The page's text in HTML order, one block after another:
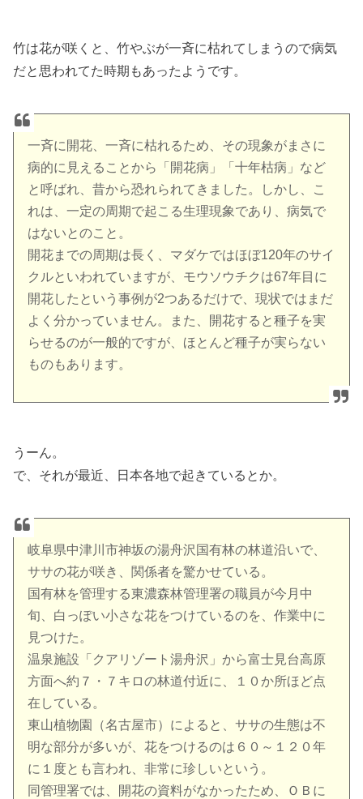
竹は花が咲くと、竹やぶが一斉に枯れてしまうので病気
だと思われてた時期もあったようです。
一斉に開花、一斉に枯れるため、その現象がまさに
病的に見えることから「開花病」「十年枯病」など
と呼ばれ、昔から恐れられてきました。しかし、こ
れは、一定の周期で起こる生理現象であり、病気で
はないとのこと。
開花までの周期は長く、マダケではほぼ120年のサイ
クルといわれていますが、モウソウチクは67年目に
開花したという事例が2つあるだけで、現状ではまだ
よく分かっていません。また、開花すると種子を実
らせるのが一般的ですが、ほとんど種子が実らない
ものもあります。
うーん。
で、それが最近、日本各地で起きているとか。
岐阜県中津川市神坂の湯舟沢国有林の林道沿いで、
ササの花が咲き、関係者を驚かせている。
国有林を管理する東濃森林管理署の職員が今月中
旬、白っぽい小さな花をつけているのを、作業中に
見つけた。
温泉施設「クアリゾート湯舟沢」から富士見台高原
方面へ約７・７キロの林道付近に、１０か所ほど点
在している。
東山植物園（名古屋市）によると、ササの生態は不
明な部分が多いが、花をつけるのは６０～１２０年
に１度とも言われ、非常に珍しいという。
同管理署では、開花の資料がなかったため、ＯＢに